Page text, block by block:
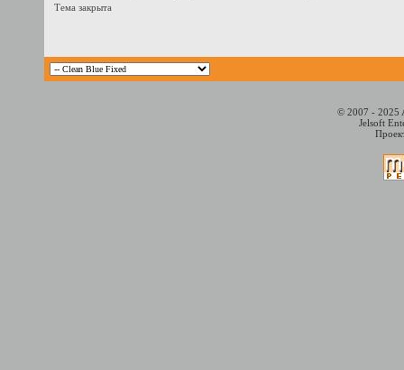
Тема закрыта
© 2007 - 2025
Jelsoft